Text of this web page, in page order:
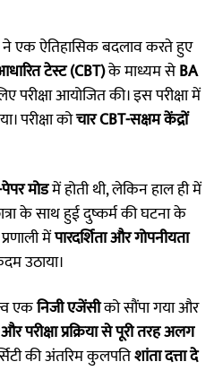
ने एक ऐतिहासिक बदलाव करते हुए
टेस्ट (CBT)के माध्यम सेBA
परीक्षा आयोजित की। इस परीक्षा में
परीक्षा कोचार CBT-सक्षम केंद्रों
मोडमें होती थी, लेकिन हाल ही में
के साथ हुई दुष्कर्म की घटना के
मेंपारदर्शिता और गोपनीयता
उठाया।
एकनिजी एजेंसीको सौंपा गया और
परीक्षा प्रक्रिया से पूरी तरह अलग
की अंतरिम कुलपतिशांता दत्ता दे